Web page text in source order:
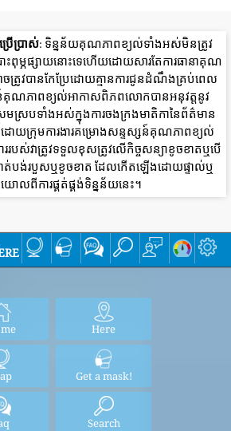
ើប្រាស់: ទិន្នន័យគុណភាពខ្យល់ទាំងអស់មិនត្រូវ
ះពុម្ភផ្សាយនោះទេហើយដោយសារតែការធានាគុណ
ចត្រូវបានកែប្រែដោយគ្មានការជូនដំណឹងគ្រប់ពេល
គុណភាពខ្យល់អាកាសពិភពលោកបានអនុវត្តនូវ
ស្របទាំងអស់ក្នុងការចងក្រងមាតិកានៃព័ត៌មាន
យក្រុមការងារគម្រោងសន្ទស្សន៍គុណភាពខ្យល់
របស់វាត្រូវទទួលខុសត្រូវលើកិច្ចសន្យាខូចខាតឬបើ
ាត់បង់របួសឬខូចខាត ដែលកើតឡើងដោយផ្ទាល់ឬ
ោលពីការផ្គត់ផ្គង់ទិន្នន័យនេះ។
Here
Get a mask!
Search